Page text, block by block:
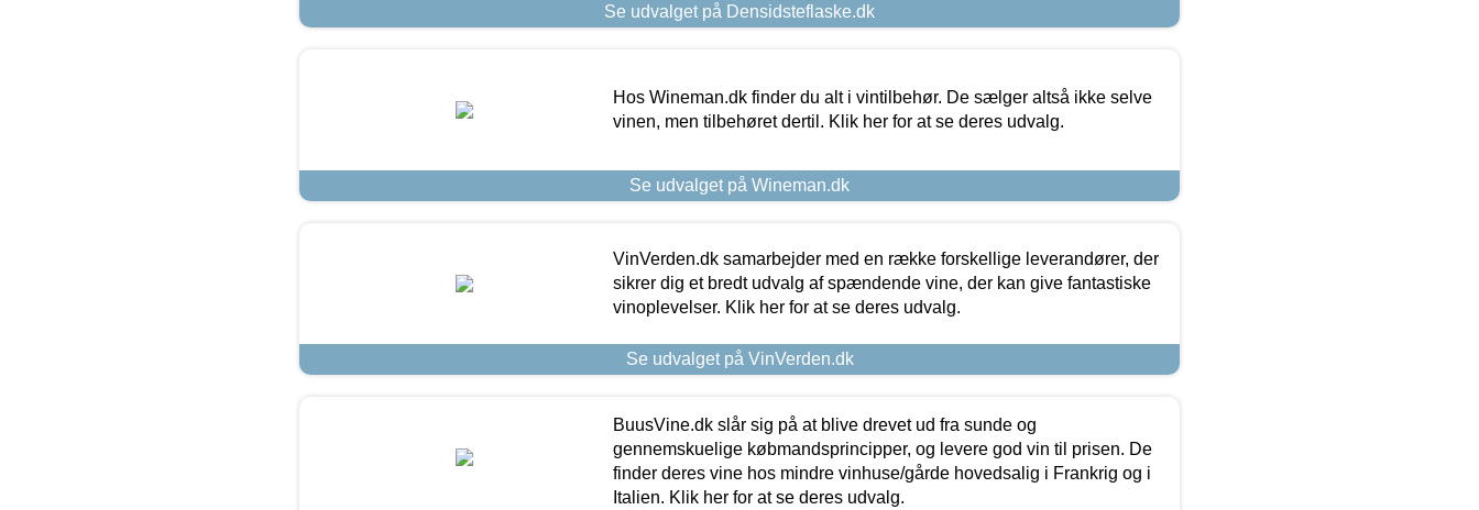
Se udvalget på Densidsteflaske.dk
Hos Wineman.dk finder du alt i vintilbehør. De sælger altså ikke selve
vinen, men tilbehøret dertil. Klik her for at se deres udvalg.
Se udvalget på Wineman.dk
VinVerden.dk samarbejder med en række forskellige leverandører, der
sikrer dig et bredt udvalg af spændende vine, der kan give fantastiske
vinoplevelser. Klik her for at se deres udvalg.
Se udvalget på VinVerden.dk
BuusVine.dk slår sig på at blive drevet ud fra sunde og
gennemskuelige købmandsprincipper, og levere god vin til prisen. De
finder deres vine hos mindre vinhuse/gårde hovedsalig i Frankrig og i
Italien. Klik her for at se deres udvalg.